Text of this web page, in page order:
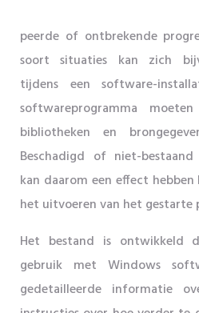
peerde of ontbrekende
soort situaties kan zich
tijdens een software-
softwareprogramma
bibliotheken en
Beschadigd of niet-bestaand
kan daarom een ​​effect
het uitvoeren van het gestarte
Het bestand is ontwikkeld
gebruik met Windows
gedetailleerde informatie